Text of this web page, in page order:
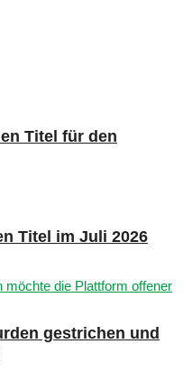
Titel für den
Titel im Juli 2026
gestrichen und